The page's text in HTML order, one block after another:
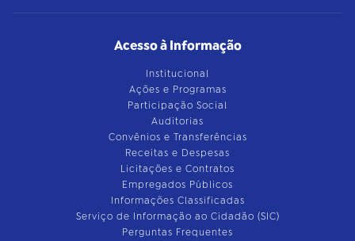
Acesso à Informação
Institucional
Ações e Programas
Participação Social
Auditorias
Convênios e Transferências
Receitas e Despesas
Licitações e Contratos
Empregados Públicos
Informações Classificadas
Serviço de Informação ao Cidadão (SIC)
Perguntas Frequentes